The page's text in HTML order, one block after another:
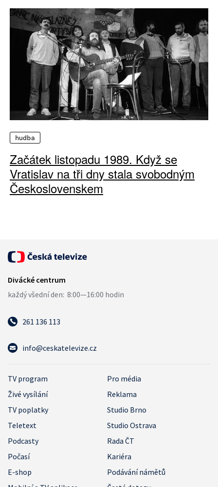
hudba
Začátek listopadu 1989. Když se
Vratislav na tři dny stala svobodným
Československem
261 136 113
info@ceskatelevize.cz
TV program
Pro média
Živé vysílání
Reklama
TV poplatky
Studio Brno
Teletext
Studio Ostrava
Podcasty
Rada ČT
Počasí
Kariéra
E-shop
Podávání námětů